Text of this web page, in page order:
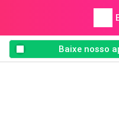
Baixe nosso